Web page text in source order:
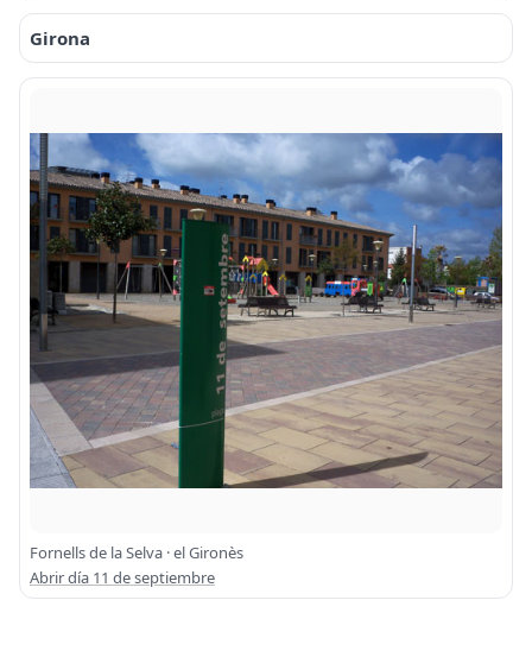
Girona
Fornells de la Selva · el Gironès
Abrir día 11 de septiembre